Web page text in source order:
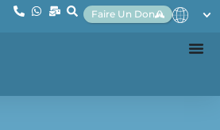
Faire Un Don